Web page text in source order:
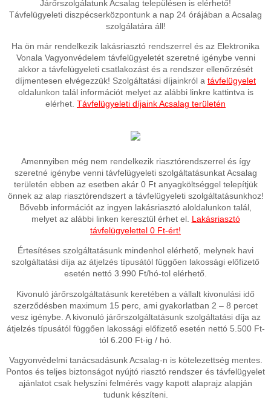
Járőrszolgálatunk Acsalag településen is elérhető!
Távfelügyeleti diszpécserközpontunk a nap 24 órájában a Acsalag
szolgálatára áll!
Ha ön már rendelkezik lakásriasztó rendszerrel és az Elektronika
Vonala Vagyonvédelem távfelügyeletét szeretné igénybe venni
akkor a távfelügyeleti csatlakozást és a rendszer ellenőrzését
díjmentesen elvégezzük! Szolgáltatási díjainkról a távfelügyelet
oldalunkon talál információt melyet az alábbi linkre kattintva is
elérhet. Távfelügyeleti díjaink Acsalag területén
Amennyiben még nem rendelkezik riasztórendszerrel és így
szeretné igénybe venni távfelügyeleti szolgáltatásunkat Acsalag
területén ebben az esetben akár 0 Ft anyagköltséggel telepítjük
önnek az alap riasztórendszert a távfelügyeleti szolgáltatásunkhoz!
Bővebb információt az ingyen lakásriasztó aloldalunkon talál,
melyet az alábbi linken keresztül érhet el. Lakásriasztó
távfelügyelettel 0 Ft-ért!
Értesítéses szolgáltatásunk mindenhol elérhető, melynek havi
szolgáltatási díja az átjelzés típusától függően lakossági előfizető
esetén nettó 3.990 Ft/hó-tol elérhető.
Kivonuló járőrszolgáltatásunk keretében a vállalt kivonulási idő
szerződésben maximum 15 perc, ami gyakorlatban 2 – 8 percet
vesz igénybe. A kivonuló járőrszolgáltatásunk szolgáltatási díja az
átjelzés típusától függően lakossági előfizető esetén nettó 5.500 Ft-
tól 6.200 Ft-ig / hó.
Vagyonvédelmi tanácsadásunk Acsalag-n is kötelezettség mentes.
Pontos és teljes biztonságot nyújtó riasztó rendszer és távfelügyelet
ajánlatot csak helyszíni felmérés vagy kapott alaprajz alapján
tudunk készíteni.